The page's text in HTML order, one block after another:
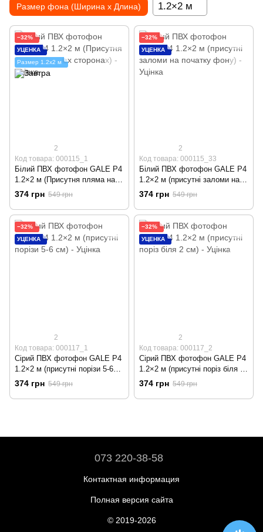
Размер фона (Ширина х Длина) 1.2×2 м
−32%
УЦЕНКА
Размер 1.2х2 м
2
Код товара: 000115_1
Білий ПВХ фотофон GALE P4
1.2×2 м (Присутня пляма на
обох сторонах) - Уцінка
374 грн 549 грн
−32%
УЦЕНКА
2
Код товара: 000115_33
Білий ПВХ фотофон GALE P4
1.2×2 м (присутні заломи на
початку фону) - Уцінка
374 грн 549 грн
−32%
УЦЕНКА
2
Код товара: 000117_1
Сірий ПВХ фотофон GALE P4
1.2×2 м (присутні порізи 5-6
см) - Уцінка
374 грн 549 грн
−32%
УЦЕНКА
2
Код товара: 000117_2
Сірий ПВХ фотофон GALE P4
1.2×2 м (присутні поріз біля 2
см) - Уцінка
374 грн 549 грн
073 220-38-58
Контактная информация
Полная версия сайта
© 2019-2026